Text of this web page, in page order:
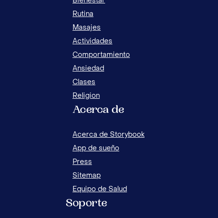
Rutina
Masajes
Actividades
Comportamiento
Ansiedad
Clases
Religion
Acerca de
Acerca de Storybook
App de sueño
Press
Sitemap
Equipo de Salud
Soporte